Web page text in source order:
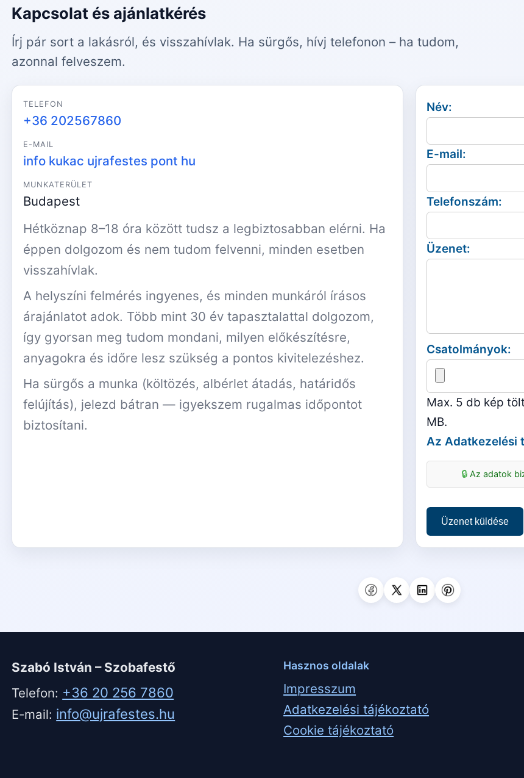
Kapcsolat és ajánlatkérés
Írj pár sort a lakásról, és visszahívlak. Ha sürgős, hívj telefonon – ha tudom,
azonnal felveszem.
TELEFON
+36 202567860
E-MAIL
info kukac ujrafestes pont hu
MUNKATERÜLET
Budapest
Hétköznap 8–18 óra között tudsz a legbiztosabban elérni. Ha
éppen dolgozom és nem tudom felvenni, minden esetben
visszahívlak.
A helyszíni felmérés ingyenes, és minden munkáról írásos
árajánlatot adok. Több mint 30 év tapasztalattal dolgozom,
így gyorsan meg tudom mondani, milyen előkészítésre,
anyagokra és időre lesz szükség a pontos kivitelezéshez.
Ha sürgős a munka (költözés, albérlet átadás, határidős
felújítás), jelezd bátran — igyekszem rugalmas időpontot
biztosítani.
Név:
E-mail:
Telefonszám:
Üzenet:
Csatolmányok:
Max. 5 db kép
MB.
AzAdatkezelési
Az adatok
Üzenet küldése
Szabó István – Szobafestő
Telefon: +36 20 256 7860
E-mail: info@ujrafestes.hu
Hasznos oldalak
Impresszum
Adatkezelési tájékoztató
Cookie tájékoztató